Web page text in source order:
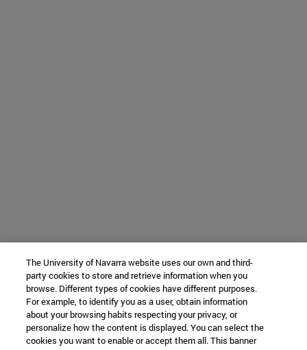
The University of Navarra website uses our own and third-
party cookies to store and retrieve information when you
browse. Different types of cookies have different purposes.
For example, to identify you as a user, obtain information
about your browsing habits respecting your privacy, or
personalize how the content is displayed. You can select the
cookies you want to enable or accept them all. This banner